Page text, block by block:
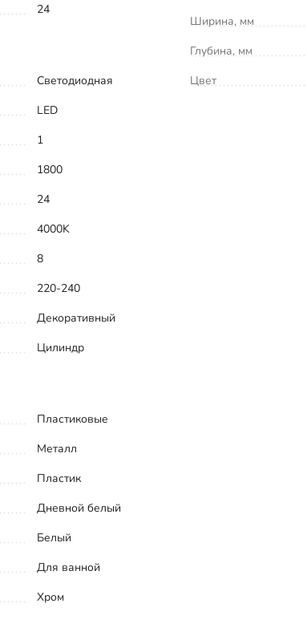
24
Светодиодная
LED
1
1800
24
4000K
8
220-240
Декоративный
Цилиндр
Пластиковые
Металл
Пластик
Дневной белый
Белый
Для ванной
Хром
Ширина, мм
Глубина, мм
Цвет